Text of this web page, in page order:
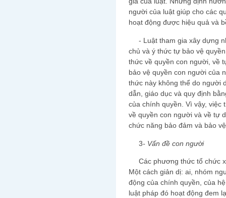
người của luật giúp cho các
hoạt động được hiệu quả và
- Luật tham gia xây dựng
chủ và ý thức tự bảo vệ
thức về quyền con người, về
bảo vệ quyền con người của
thức này không thể do người
dẫn, giáo dục và quy định
của chính quyền. Vì vậy, việc
về quyền con người và về tự
chức năng bảo đảm và bảo
3- Vấn đề con người
Các phương thức tổ chức
Một cách giản dị: ai, nhóm
động của chính quyền, của
luật pháp đó hoạt động đem